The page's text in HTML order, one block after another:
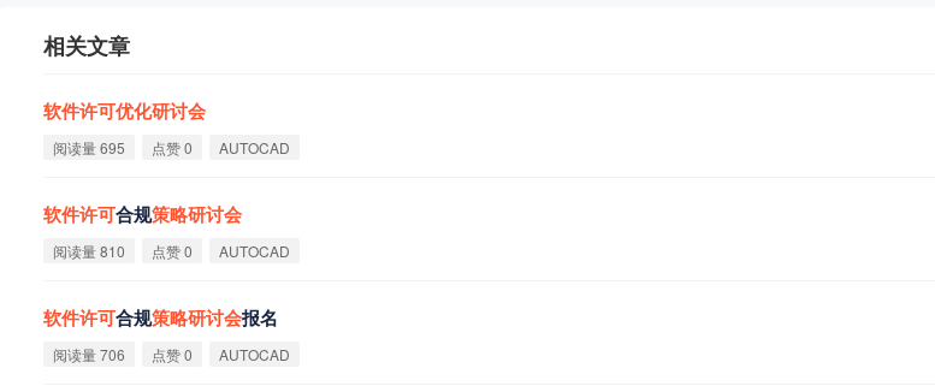
相关文章
软件许可优化研讨会
阅读量 695 点赞 0 AUTOCAD
软件许可合规策略研讨会
阅读量 810 点赞 0 AUTOCAD
软件许可合规策略研讨会报名
阅读量 706 点赞 0 AUTOCAD